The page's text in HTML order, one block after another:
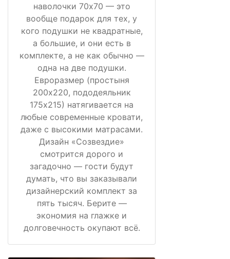
наволочки 70х70 — это
вообще подарок для тех, у
кого подушки не квадратные,
а большие, и они есть в
комплекте, а не как обычно —
одна на две подушки.
Евроразмер (простыня
200х220, пододеяльник
175х215) натягивается на
любые современные кровати,
даже с высокими матрасами.
Дизайн «Созвездие»
смотрится дорого и
загадочно — гости будут
думать, что вы заказывали
дизайнерский комплект за
пять тысяч. Берите —
экономия на глажке и
долговечность окупают всё.